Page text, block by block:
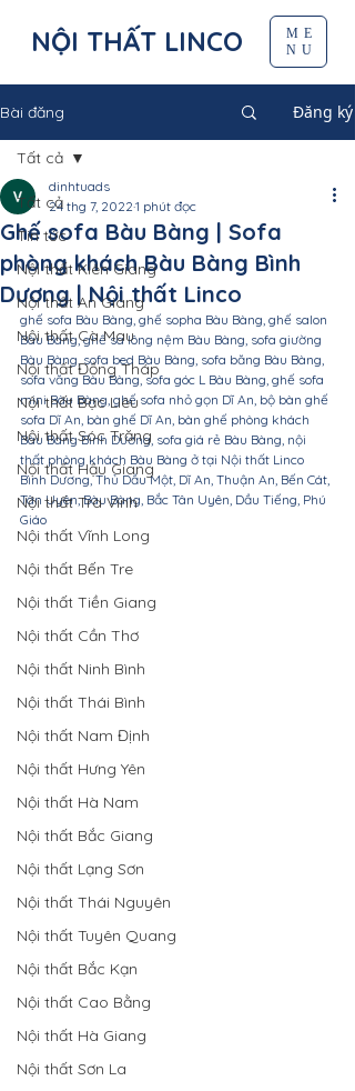
NỘI THẤT LINCO
ME
NU
Bài đăng Đăng ký
Tất cả
Tin tức
Nội thất Kiên Giang
Nội thất An Giang
Nội thất Cà Mau
Nội thất Đồng Tháp
Nội thất Bạc Liêu
Nội thất Sóc Trăng
Nội thất Hậu Giang
Nội thất Trà Vinh
Nội thất Vĩnh Long
Nội thất Bến Tre
Nội thất Tiền Giang
Nội thất Cần Thơ
Nội thất Ninh Bình
Nội thất Thái Bình
Nội thất Nam Định
Nội thất Hưng Yên
Nội thất Hà Nam
Nội thất Bắc Giang
Nội thất Lạng Sơn
Nội thất Thái Nguyên
Nội thất Tuyên Quang
Nội thất Bắc Kạn
Nội thất Cao Bằng
Nội thất Hà Giang
Nội thất Sơn La
Tất cả
Ghế sofa Bàu Bàng | Sofa
phòng khách Bàu Bàng Bình
Dương | Nội thất Linco
dinhtuads
24 thg 7, 2022 1 phút đọc
ghế sofa Bàu Bàng, ghế sopha Bàu Bàng, ghế salon
Bàu Bàng, ghế sa lông nệm Bàu Bàng, sofa giường
Bàu Bàng, sofa bed Bàu Bàng, sofa băng Bàu Bàng,
sofa văng Bàu Bàng, sofa góc L Bàu Bàng, ghế sofa
mini Bàu Bàng, ghế sofa nhỏ gọn Dĩ An, bộ bàn ghế
sofa Dĩ An, bàn ghế Dĩ An, bàn ghế phòng khách
Bàu Bàng Bình Dương, sofa giá rẻ Bàu Bàng, nội
thất phòng khách Bàu Bàng ở tại Nội thất Linco
Bình Dương, Thủ Dầu Một, Dĩ An, Thuận An, Bến Cát,
Tân Uyên, Bàu Bàng, Bắc Tân Uyên, Dầu Tiếng, Phú
Giáo